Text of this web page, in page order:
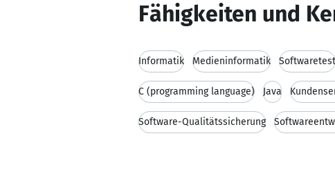
Fähigkeiten und
Informatik Medieninformatik Softwaretest
C (programming language) Java
Software-Qualitätssicherung